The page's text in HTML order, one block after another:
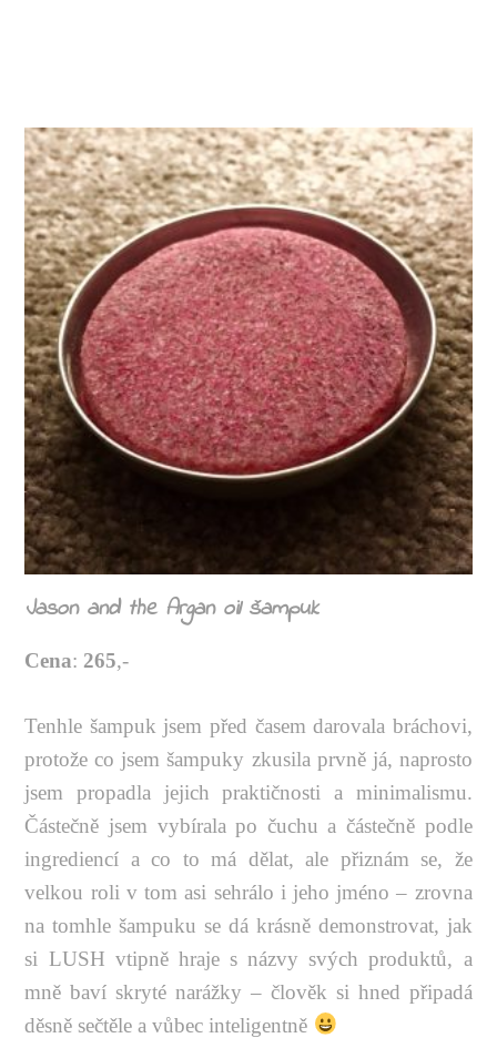
Jason and the Argan oil šampuk
Cena: 265,-
Tenhle šampuk jsem před časem darovala bráchovi,
protože co jsem šampuky zkusila prvně já, naprosto
jsem propadla jejich praktičnosti a minimalismu.
Částečně jsem vybírala po čuchu a částečně podle
ingrediencí a co to má dělat, ale přiznám se, že
velkou roli v tom asi sehrálo i jeho jméno – zrovna
na tomhle šampuku se dá krásně demonstrovat, jak
si LUSH vtipně hraje s názvy svých produktů, a
mně baví skryté narážky – člověk si hned připadá
děsně sečtěle a vůbec inteligentně